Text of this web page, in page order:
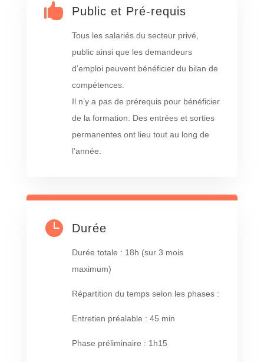
 Public et Pré-requis
Tous les salariés du secteur privé,
public ainsi que les demandeurs
d’emploi peuvent bénéficier du bilan de
compétences.
Il n’y a pas de prérequis pour bénéficier
de la formation. Des entrées et sorties
permanentes ont lieu tout au long de
l’année.
 Durée
Durée totale : 18h (sur 3 mois
maximum)
Répartition du temps selon les phases :
Entretien préalable : 45 min
Phase préliminaire : 1h15